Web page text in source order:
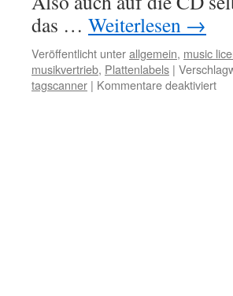
das … Weiterlesen →
Veröffentlicht unterallgemein, music
musikvertrieb, Plattenlabels |
tagscanner | Kommentare deaktiviertfür